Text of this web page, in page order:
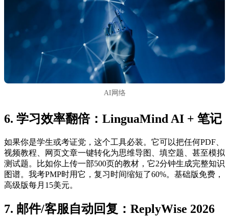
AI网络
6. 学习效率翻倍：LinguaMind AI + 笔记
如果你是学生或考证党，这个工具必装。它可以把任何PDF、
视频教程、网页文章一键转化为思维导图、填空题、甚至模拟
测试题。比如你上传一部500页的教材，它2分钟生成完整知识
图谱。我考PMP时用它，复习时间缩短了60%。基础版免费，
高级版每月15美元。
7. 邮件/客服自动回复：ReplyWise 2026